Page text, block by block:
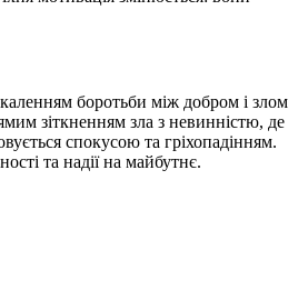
боротьби між добром і злом
зіткненням зла з невинністю, де
спокусою та гріхопадінням.
та надії на майбутнє.